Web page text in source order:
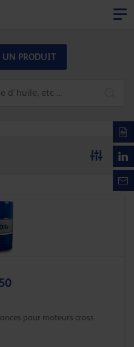
UN PRODUIT
pour moteurs cross